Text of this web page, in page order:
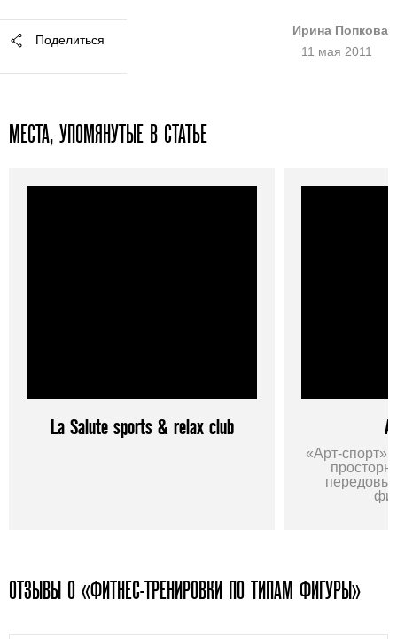
Поделиться
Ирина Попкова
11 мая 2011
МЕСТА, УПОМЯНУТЫЕ В СТАТЬЕ
La Salute sports & relax club
«Арт-спорт»
ОТЗЫВЫ О «ФИТНЕС-ТРЕНИРОВКИ ПО ТИПАМ ФИГУРЫ»